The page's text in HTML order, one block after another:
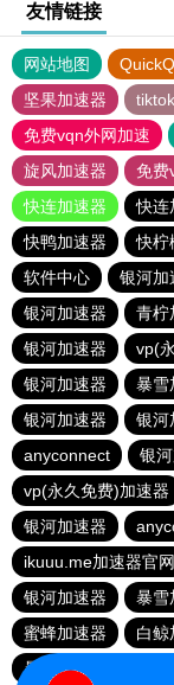
友情链接
网站地图 QuickQ
坚果加速器
免费vqn外网加速
旋风加速器
免费
快连加速器
快连
快鸭加速器
快柠
软件中心
银河加
银河加速器
青柠
银河加速器
vp(
银河加速器
暴雪
银河加速器
银河
anyconnect
银
vp(永久免费)加速器
银河加速器
ikuuu.me加速器官网
银河加速器
暴雪
蜜蜂加速器
白鲸
暴雪加速器